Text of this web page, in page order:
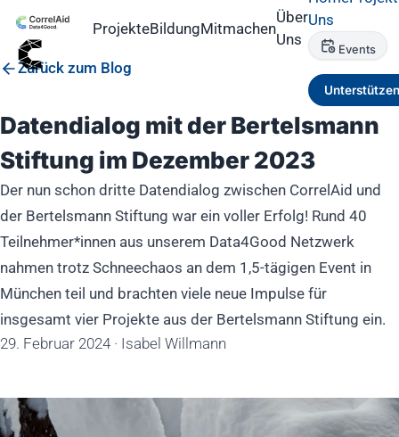
ProjekteBildungMitmachen
Über
Uns
Uns
Events
Unterstützen
Zurück zum Blog
Datendialog mit der Bertelsmann
Stiftung im Dezember 2023
Der nun schon dritte Datendialog zwischen CorrelAid und
der Bertelsmann Stiftung war ein voller Erfolg! Rund 40
Teilnehmer*innen aus unserem Data4Good Netzwerk
nahmen trotz Schneechaos an dem 1,5-tägigen Event in
München teil und brachten viele neue Impulse für
insgesamt vier Projekte aus der Bertelsmann Stiftung ein.
29. Februar 2024 · Isabel Willmann